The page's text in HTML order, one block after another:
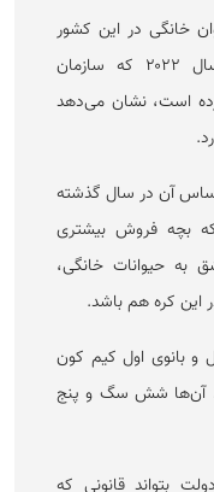
خانگی در این کشور
افزایش داشته است. داده‌های آمار سال ۲۰۲۲ که سازمان
است، نشان می‌دهد
آن در سال گذشته
بچه فروش بیشتری
به حیوانات خانگی،
این کره هم باشد.
و بانوی اول کیم کون
آن‌ها شش سگ و پنج
بتواند قانونی که